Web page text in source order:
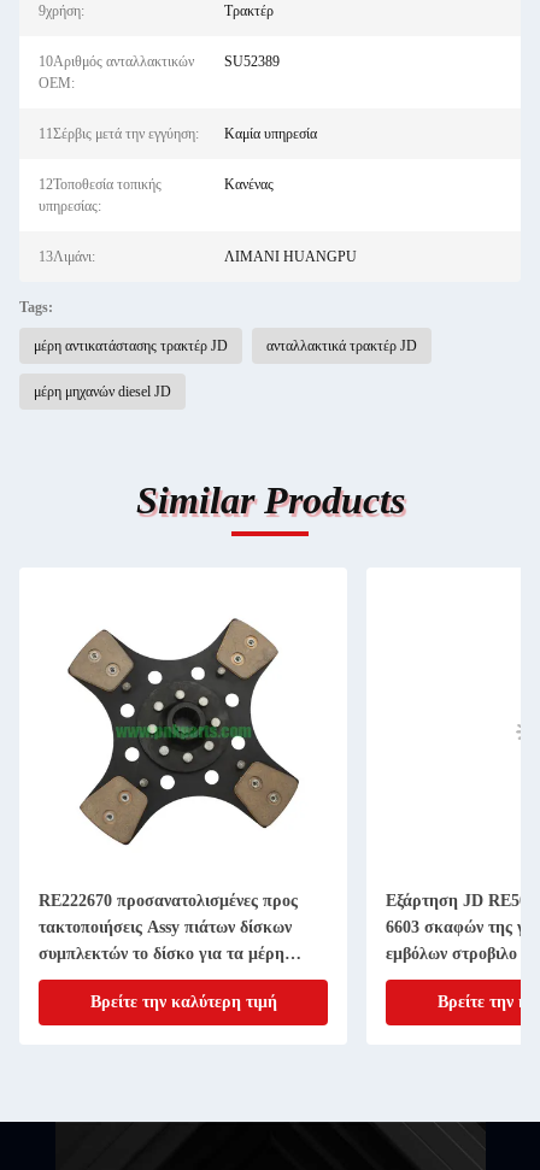
9χρήση: Τρακτέρ
10Αριθμός ανταλλακτικών
OEM:
SU52389
11Σέρβις μετά την εγγύηση: Καμία υπηρεσία
12Τοποθεσία τοπικής
υπηρεσίας:
Κανένας
13Λιμάνι: ΛΙΜΑΝΙ HUANGPU
Tags:
μέρη αντικατάστασης τρακτέρ JD ανταλλακτικά τρακτέρ JD
μέρη μηχανών diesel JD
Similar Products
RE222670 προσανατολισμένες προς
τακτοποιήσεις Assy πιάτων δίσκων
συμπλεκτών το δίσκο για τα μέρη
μηχανημάτων γεωργίας 11 ίντσα 20
ΑΥΛΑΚΩΝΩΒρείτε την καλύτερη τιμή
Εξάρτηση JD
6603 σκαφών της
εμβόλων στροβιλο
4045T 6068T
Βρείτε την